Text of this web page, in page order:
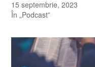
15 septembrie, 2023
În „Podcast”